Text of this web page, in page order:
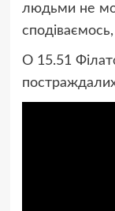
людьми не
О 15.51